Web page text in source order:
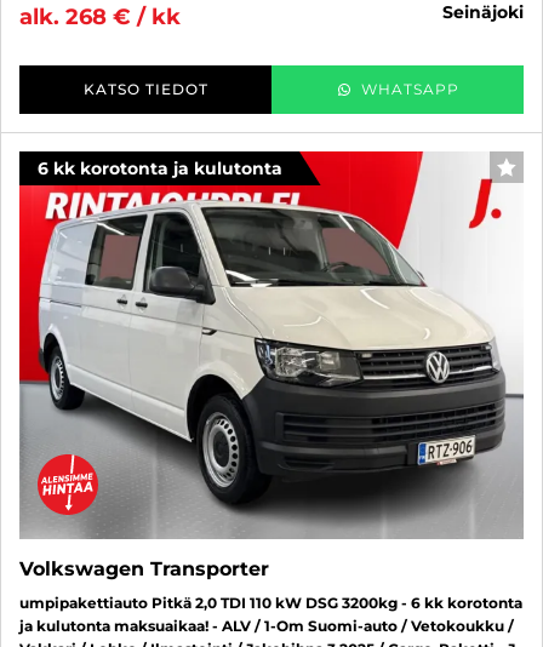
alk. 268 € / kk
seinäjoki
KATSO TIEDOT WHATSAPP
6 kk korotonta ja kulutonta
Volkswagen Transporter
umpipakettiauto Pitkä 2,0 TDI 110 kW DSG 3200kg - 6 kk korotonta
ja kulutonta maksuaikaa! - ALV / 1-Om Suomi-auto / Vetokoukku /